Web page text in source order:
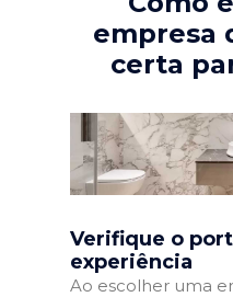
empresa
certa
Verifique o
experiência
Ao escolher uma